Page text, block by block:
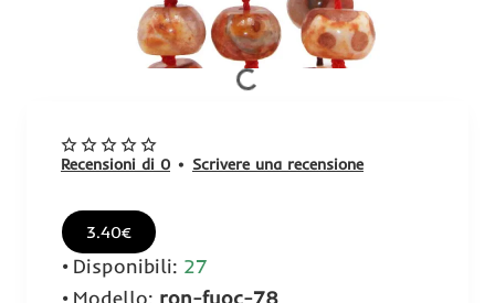
Recensioni di 0 • Scrivere una recensione
3.40€
Disponibili: 27